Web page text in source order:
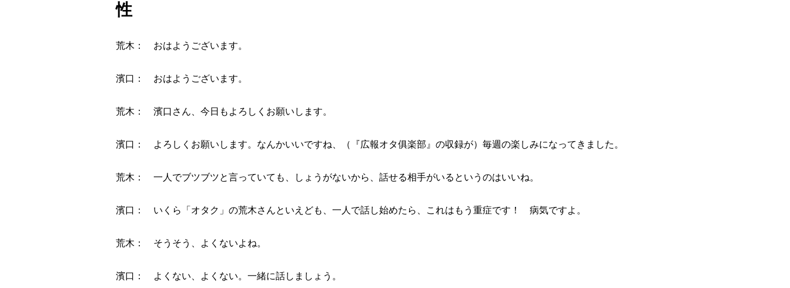
性
荒木： おはようございます。
濱口： おはようございます。
荒木： 濱口さん、今日もよろしくお願いします。
濱口： よろしくお願いします。なんかいいですね、（『広報オタ俱楽部』の収録が）毎週の楽しみになってきました。
荒木： 一人でブツブツと言っていても、しょうがないから、話せる相手がいるというのはいいね。
濱口： いくら「オタク」の荒木さんといえども、一人で話し始めたら、これはもう重症です！ 病気ですよ。
荒木： そうそう、よくないよね。
濱口： よくない、よくない。一緒に話しましょう。